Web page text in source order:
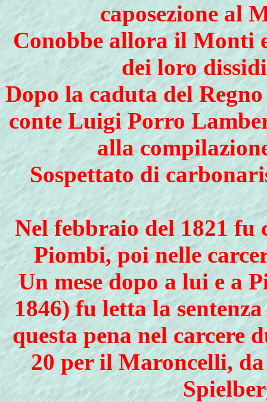
caposezione al
Conobbe allora il Monti
dei loro
Dopo la caduta del
conte Luigi Porro
alla
Sospettato di
Nel feb­braio del 1821 fu
Piombi, poi nelle
Un mese dopo a lui e a
1846) fu letta la
questa pena nel carcere
20 per il Maroncelli,